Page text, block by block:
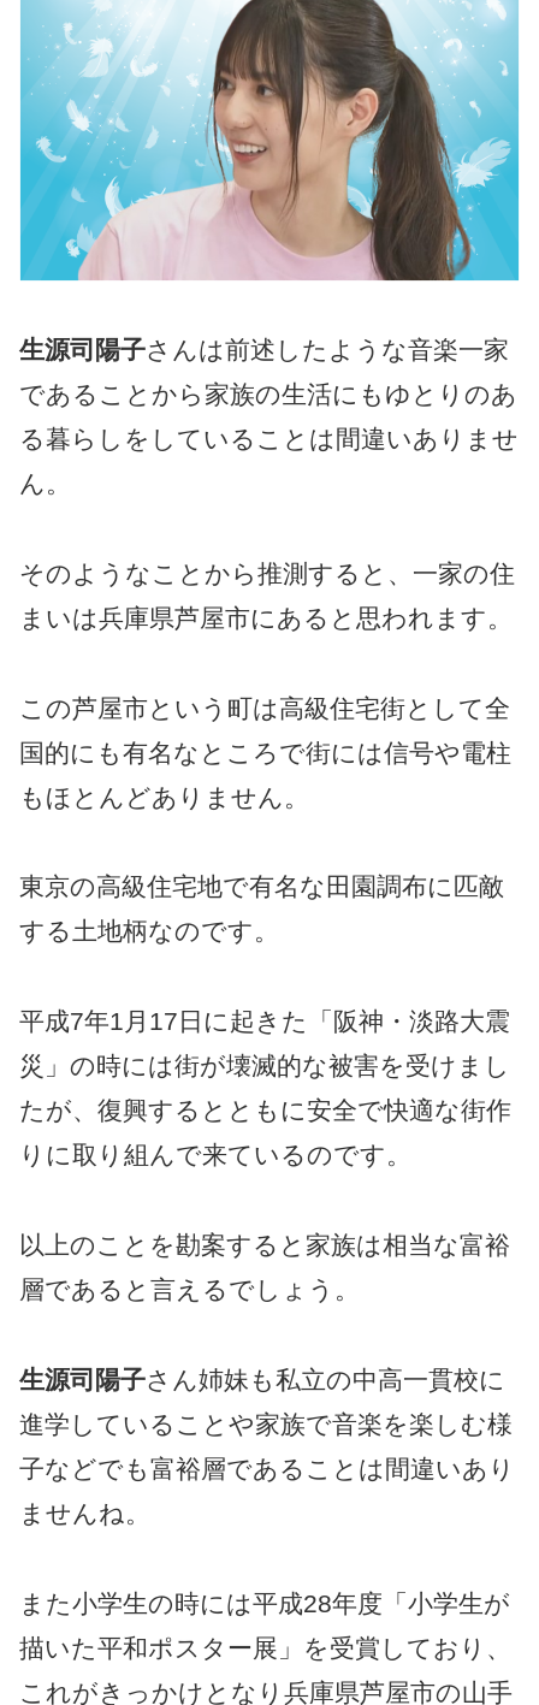
生源司陽子さんは前述したような音楽一家
であることから家族の生活にもゆとりのあ
る暮らしをしていることは間違いありませ
ん。
そのようなことから推測すると、一家の住
まいは兵庫県芦屋市にあると思われます。
この芦屋市という町は高級住宅街として全
国的にも有名なところで街には信号や電柱
もほとんどありません。
東京の高級住宅地で有名な田園調布に匹敵
する土地柄なのです。
平成7年1月17日に起きた「阪神・淡路大震
災」の時には街が壊滅的な被害を受けまし
たが、復興するとともに安全で快適な街作
りに取り組んで来ているのです。
以上のことを勘案すると家族は相当な富裕
層であると言えるでしょう。
生源司陽子さん姉妹も私立の中高一貫校に
進学していることや家族で音楽を楽しむ様
子などでも富裕層であることは間違いあり
ませんね。
また小学生の時には平成28年度「小学生が
描いた平和ポスター展」を受賞しており、
これがきっかけとなり兵庫県芦屋市の山手